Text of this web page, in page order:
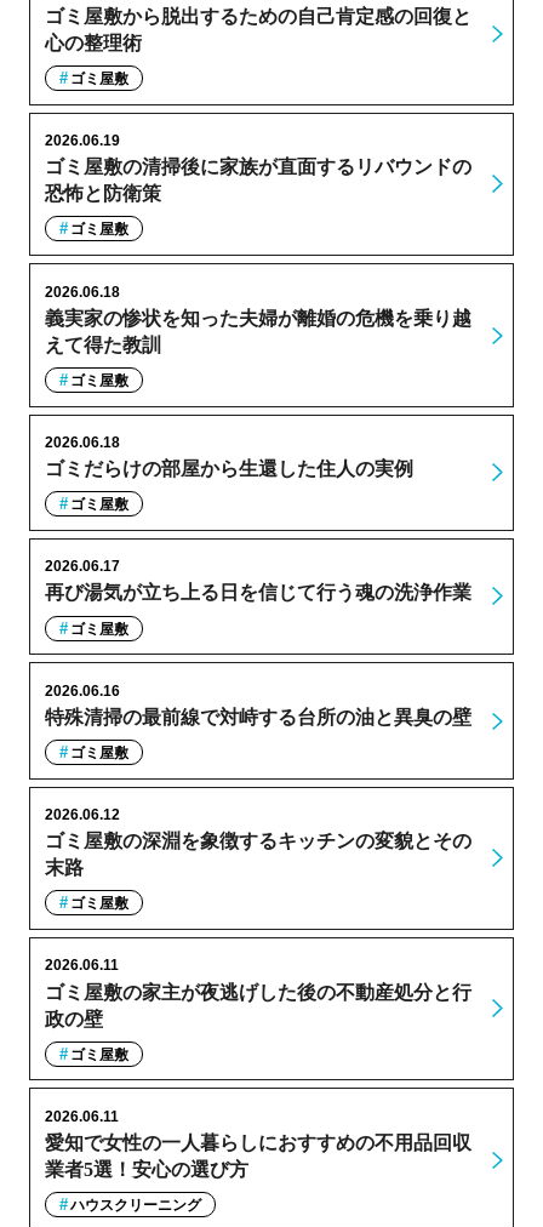
ゴミ屋敷から脱出するための自己肯定感の回復と
心の整理術
ゴミ屋敷
ゴミ屋敷の清掃後に家族が直面するリバウンドの
恐怖と防衛策
2026.06.19
ゴミ屋敷
義実家の惨状を知った夫婦が離婚の危機を乗り越
えて得た教訓
2026.06.18
ゴミ屋敷
ゴミだらけの部屋から生還した住人の実例
2026.06.18
ゴミ屋敷
再び湯気が立ち上る日を信じて行う魂の洗浄作業
2026.06.17
ゴミ屋敷
特殊清掃の最前線で対峙する台所の油と異臭の壁
2026.06.16
ゴミ屋敷
ゴミ屋敷の深淵を象徴するキッチンの変貌とその
末路
2026.06.12
ゴミ屋敷
ゴミ屋敷の家主が夜逃げした後の不動産処分と行
政の壁
2026.06.11
ゴミ屋敷
愛知で女性の一人暮らしにおすすめの不用品回収
業者5選！安心の選び方
2026.06.11
ハウスクリーニング